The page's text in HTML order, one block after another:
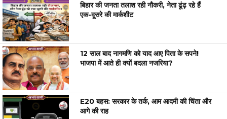
बिहार की जनता तलाश रही नौकरी, नेता ढूंढ़ रहे हैं
एक-दूसरे की मार्कशीट
12 साल बाद नागमणि को याद आए पिता के सपने!
भाजपा में आते ही क्यों बदला नजरिया?
E20 बहस: सरकार के तर्क, आम आदमी की चिंता और
आगे की राह